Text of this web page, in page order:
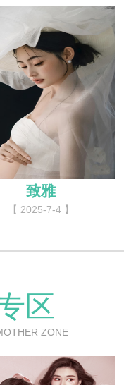
致雅
【 2025-7-4 】
区
ZONE